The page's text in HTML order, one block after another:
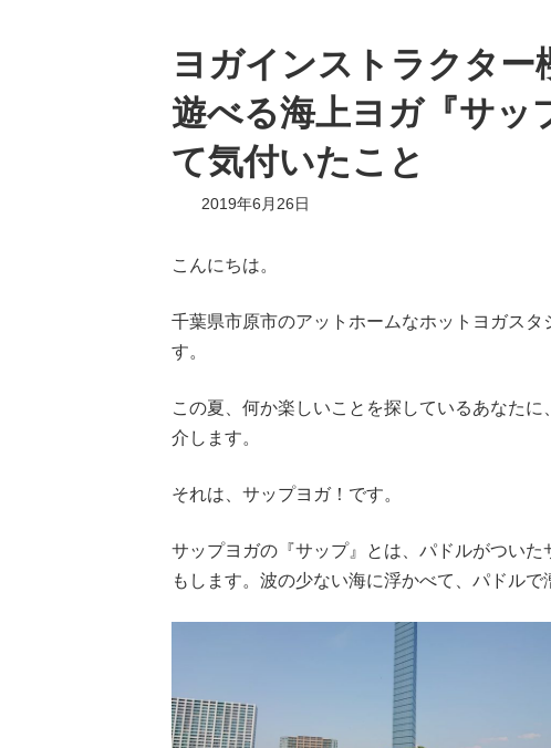
ヨガインストラクター櫻木たまきが千葉市で
遊べる海上ヨガ『サッ
て気付いたこと
2019年6月26日
こんにちは。
千葉県市原市のアットホームなホットヨガス
す。
この夏、何か楽しいことを探しているあなた
介します。
それは、サップヨガ！です。
サップヨガの『サップ』とは、パドルがつい
もします。波の少ない海に浮かべて、パドルで